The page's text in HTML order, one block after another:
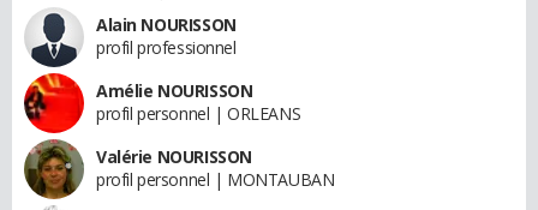
Alain NOURISSON
profil professionnel
Amélie NOURISSON
profil personnel | ORLEANS
Valérie NOURISSON
profil personnel | MONTAUBAN